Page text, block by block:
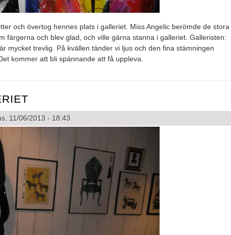
och övertog hennes plats i galleriet. Miss Angelic berömde de stora
färgerna och blev glad, och ville gärna stanna i galleriet. Galleristen:
mycket trevlig. På kvällen tänder vi ljus och den fina stämningen
kommer att bli spännande att få uppleva.
11/06/2013 - 18:43